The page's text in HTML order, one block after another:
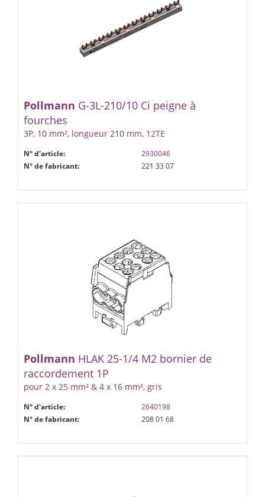
Pollmann G-3L-210/10 Ci peigne à
fourches
3P, 10 mm², longueur 210 mm, 12TE
N° d'article:
2930046
N° de fabricant:
221 33 07
Pollmann HLAK 25-1/4 M2 bornier de
raccordement 1P
pour 2 x 25 mm² & 4 x 16 mm², gris
N° d'article:
2640198
N° de fabricant:
208 01 68